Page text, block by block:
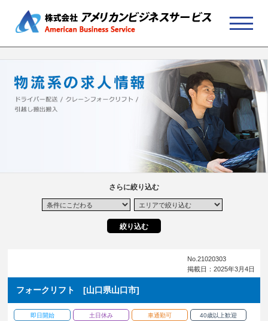
さらに絞り込む
No.21020303
掲載日：2025年3月4日
フォークリフト [山口県山口市]
即日開始 土日休み 車通勤可 40歳以上歓迎